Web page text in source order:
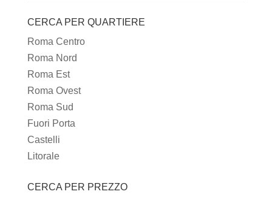
TIPI
DI
CUCINA
CERCA PER QUARTIERE
Roma Centro
Roma Nord
Roma Est
Roma Ovest
Roma Sud
Fuori Porta
Castelli
Litorale
CERCA PER PREZZO